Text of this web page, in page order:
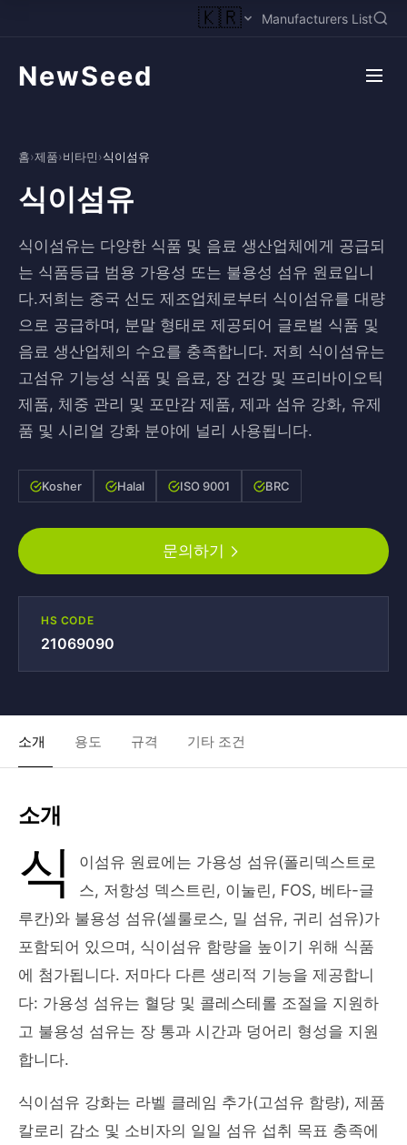
🇰🇷 Manufacturers List
NewSeed
홈›제품›비타민›식이섬유
식이섬유
식이섬유는 다양한 식품 및 음료 생산업체에게 공급되
는 식품등급 범용 가용성 또는 불용성 섬유 원료입니
다.저희는 중국 선도 제조업체로부터 식이섬유를 대량
으로 공급하며, 분말 형태로 제공되어 글로벌 식품 및
음료 생산업체의 수요를 충족합니다. 저희 식이섬유는
고섬유 기능성 식품 및 음료, 장 건강 및 프리바이오틱
제품, 체중 관리 및 포만감 제품, 제과 섬유 강화, 유제
품 및 시리얼 강화 분야에 널리 사용됩니다.
Kosher Halal ISO 9001 BRC
문의하기
HS CODE
21069090
소개 용도 규격 기타 조건
소개
식
이섬유 원료에는 가용성 섬유(폴리덱스트로
스, 저항성 덱스트린, 이눌린, FOS, 베타-글
루칸)와 불용성 섬유(셀룰로스, 밀 섬유, 귀리 섬유)가
포함되어 있으며, 식이섬유 함량을 높이기 위해 식품
에 첨가됩니다. 저마다 다른 생리적 기능을 제공합니
다: 가용성 섬유는 혈당 및 콜레스테롤 조절을 지원하
고 불용성 섬유는 장 통과 시간과 덩어리 형성을 지원
합니다.
식이섬유 강화는 라벨 클레임 추가(고섬유 함량), 제품
칼로리 감소 및 소비자의 일일 섬유 섭취 목표 충족에